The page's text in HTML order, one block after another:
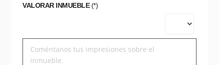
VALORAR INMUEBLE(*)